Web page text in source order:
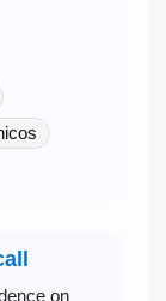
on